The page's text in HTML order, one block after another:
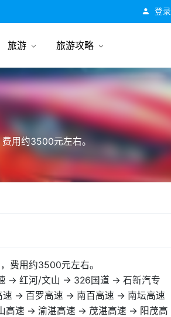
登录
旅游 旅游攻略
用约3500元左右。
费用约3500元左右。
→ 红河/文山 → 326国道 → 石新汽专
→ 百罗高速 → 南百高速 → 南坛高速
速 → 渝湛高速 → 茂湛高速 → 阳茂高